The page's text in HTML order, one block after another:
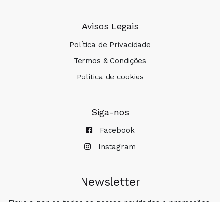
COMPRAR
Avisos Legais
Política de Privacidade
Termos & Condições
Política de cookies
Siga-nos
Facebook
Instagram
Newsletter